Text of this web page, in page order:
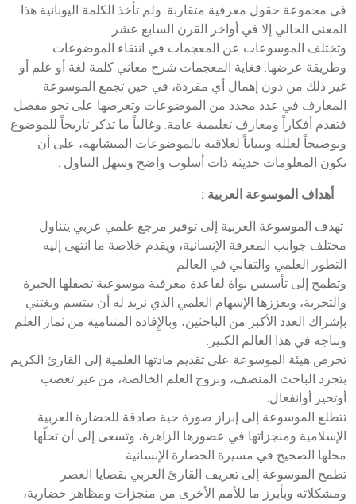
في مجموعة حقول معرفية متقاربة. ولم تأخذ الكلمة اليونانية هذا
المعنى الحالي إلا في أواخر القرن السابع عشر.
وتختلف الموسوعات عن المعجمات في انتقاء الموضوعات
وطريقة عرضها. فغاية المعجمات شرح معاني كلمة لغة أو علم أو
غير ذلك من دون إهمال أي مفردة، في حين تجمع الموسوعة
المعارف في عدد محدد من الموضوعات وتعرضها على نحو مفصل
فتقدم أفكاراً ومعارف تعليمية عامة. وغالباً ما تذكر تاريخاً للموضوع
وتوضيحاً لعلله وتبياناً لعلاقته بالموضوعات المتشابهة، على أن
تكون المعلومات حديثة ذات أسلوب واضح وسهل التناول .
أهداف الموسوعة العربية :
تهدف الموسوعة العربية إلى توفير مرجع علمي عربي يتناول
مختلف جوانب المعرفة الإنسانية، ويقدم خلاصة ما انتهى إليه
التطور العلمي والتقاني في العالم .
وتطمح إلى تأسيس نواة لقاعدة معرفية موسوعية تصقلها الخبرة
والتجربة، ويعززها الإسهام العلمي الذي نريد له أن يبتسم ويغتني
بإشراك العدد الأكبر من الباحثين، وبالإِفادة المتنامية من ثمار العلم
ونتاجه في هذا العالم الكبير.
تحرص هيئة الموسوعة على تقديم مادتها العلمية إلى القارئ الكريم
بتجرد الباحث المنصف، وبروح العلم الخالصة، من غير تعصب
أوتحيز أوانفعال.
تتطلع الموسوعة إلى إبراز صورة حية صادقة للحضارة العربية
الإسلامية ومنجزاتها في عصورها الزاهرة، وتسعى إلى أن تحلّها
محلها الصحيح في مسيرة الحضارة الإنسانية .
تطمح الموسوعة إلى تعريف القارئ العربي بقضايا العصر
ومشكلاته وبأبرز ما للأمم الأخرى من منجزات ومظاهر حضارية،